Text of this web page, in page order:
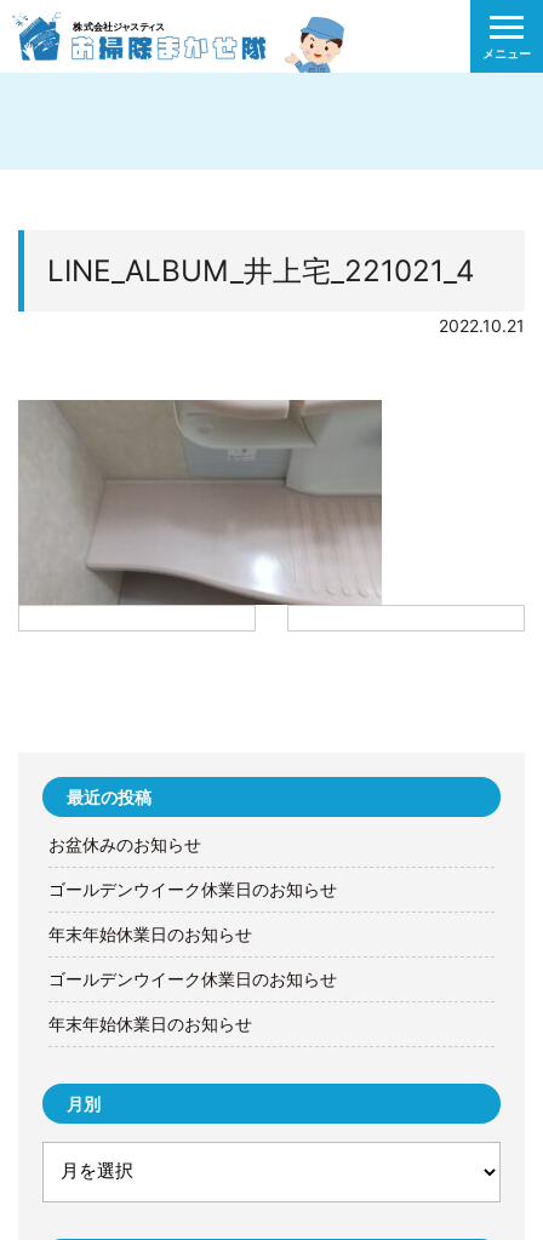
メニュー
LINE_ALBUM_井上宅_221021_4
2022.10.21
最近の投稿
お盆休みのお知らせ
ゴールデンウイーク休業日のお知らせ
年末年始休業日のお知らせ
ゴールデンウイーク休業日のお知らせ
年末年始休業日のお知らせ
月別